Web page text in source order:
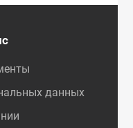
данных